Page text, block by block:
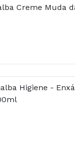
Creme Muda